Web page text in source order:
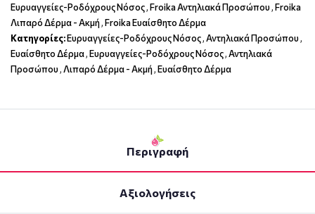
Ευρυαγγείες-Ροδόχρους Νόσος,Froika Αντηλιακά Προσώπου,Froika
Λιπαρό Δέρμα - Ακμή,Froika Ευαίσθητο Δέρμα
Κατηγορίες:Ευρυαγγείες-Ροδόχρους Νόσος,Αντηλιακά Προσώπου,
Ευαίσθητο Δέρμα,Ευρυαγγείες-Ροδόχρους Νόσος,Αντηλιακά
Προσώπου,Λιπαρό Δέρμα - Ακμή,Ευαίσθητο Δέρμα
Περιγραφή
Αξιολογήσεις